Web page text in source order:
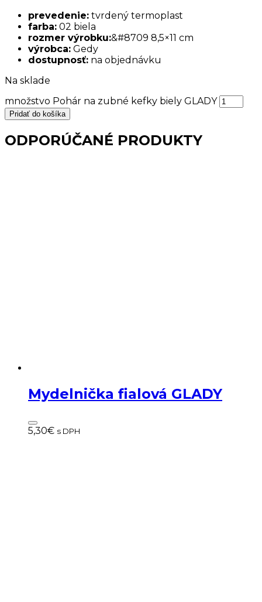
prevedenie: tvrdený termoplast
farba: 02 biela
rozmer výrobku:&#8709 8,5×11 cm
výrobca: Gedy
dostupnosť: na objednávku
Na sklade
množstvo Pohár na zubné kefky biely GLADY
Pridať do košíka
ODPORÚČANÉ PRODUKTY
Mydelnička fialová GLADY
5,30€ s DPH